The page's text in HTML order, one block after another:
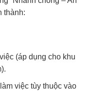
thành:
(áp dụng cho khu
việc tùy thuộc vào